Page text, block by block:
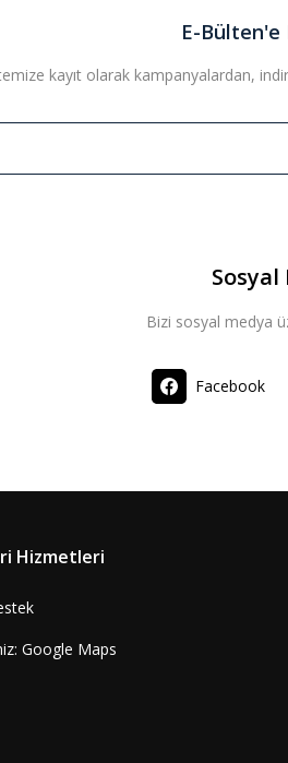
E-Bülten'e
kayıt olarak kampanyalardan,
Sosyal
Bizi sosyal medya
Facebook
Hizmetleri
Google Maps